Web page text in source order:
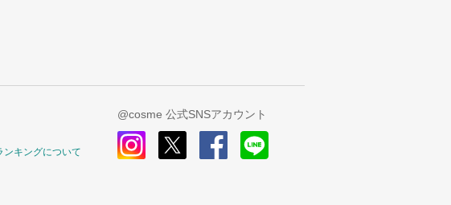
ンキングについて
@cosme 公式SNSアカウント